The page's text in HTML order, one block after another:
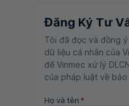
Đăng Ký Tư
Tôi đã đọc và đồng
dữ liệu cá nhân của
để Vinmec xử lý
của pháp luật về bảo
Họ và tên *